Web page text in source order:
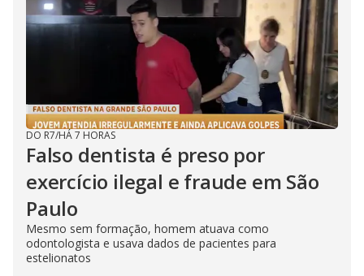
DO R7/HÁ 7 HORAS
Falso dentista é preso por
exercício ilegal e fraude em São
Paulo
Mesmo sem formação, homem atuava como
odontologista e usava dados de pacientes para
estelionatos